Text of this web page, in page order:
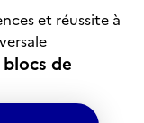
et réussite à
de